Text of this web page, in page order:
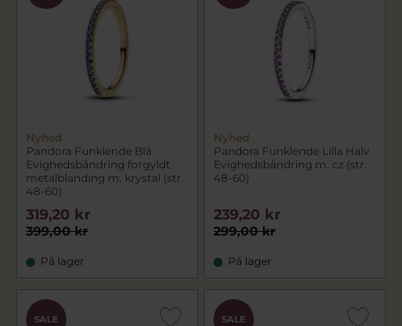
Nyhed
Pandora Funklende Blå
Evighedsbåndring forgyldt
metalblanding m. krystal (str.
48-60)
399,00 kr
319,20 kr
På lager
Nyhed
Pandora Funklende Lilla Halv
Evighedsbåndring m. cz (str.
48-60)
299,00 kr
239,20 kr
På lager
SALE SALE